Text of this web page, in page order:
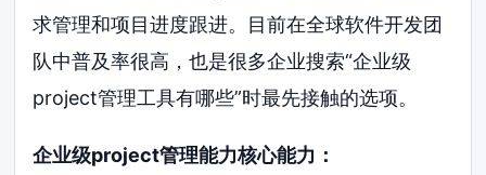
求管理和项目进度跟进。目前在全球软件开发团
队中普及率很高，也是很多企业搜索“企业级
project管理工具有哪些”时最先接触的选项。
企业级project管理能力核心能力：